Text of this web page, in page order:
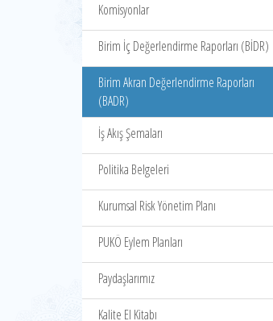
Komisyonlar
Birim İç Değerlendirme Raporları (BİDR)
Birim Akran Değerlendirme Raporları
(BADR)
İş Akış Şemaları
Politika Belgeleri
Kurumsal Risk Yönetim Planı
PUKÖ Eylem Planları
Paydaşlarımız
Kalite El Kitabı